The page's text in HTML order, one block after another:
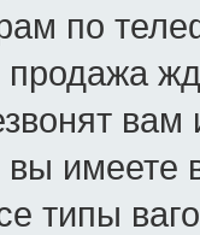
по
продажа
имеете
типы